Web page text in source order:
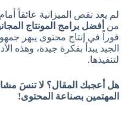
لم يعد نقص الميزانية عائقاً
من أفضل برامج المونتاج المجانية
فوراً في إنتاج محتوى يبهر
الجيد يبدأ بفكرة جيدة، وهذه
لتنفيذها.
هل أعجبك المقال؟ لا تنسَ
المهتمين بصناعة المحتوى!